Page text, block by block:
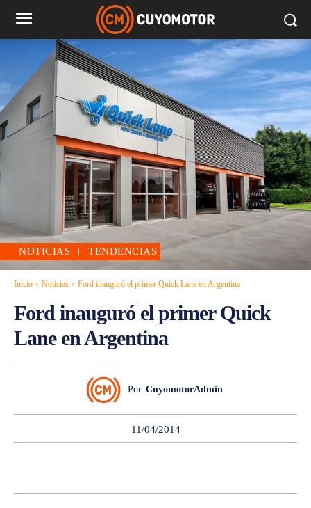
NOTICIAS TENDENCIAS
Inicio Noticias Ford inauguró el primer Quick Lane en Argentina
Ford inauguró el primer Quick
Lane en Argentina
Por CuyomotorAdmin
11/04/2014